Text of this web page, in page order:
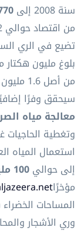
سنة 2008 إلى
770 ألف
تضيع في الري
بلوغ مليون هكتار
من أصل
سيحقق وفرًا
معالجة مياه
وتغطية الحاجيات
إلى حوالي100 مليون متر مكعب سنويًا
مؤخرًا
المساحات
وري الأشجار